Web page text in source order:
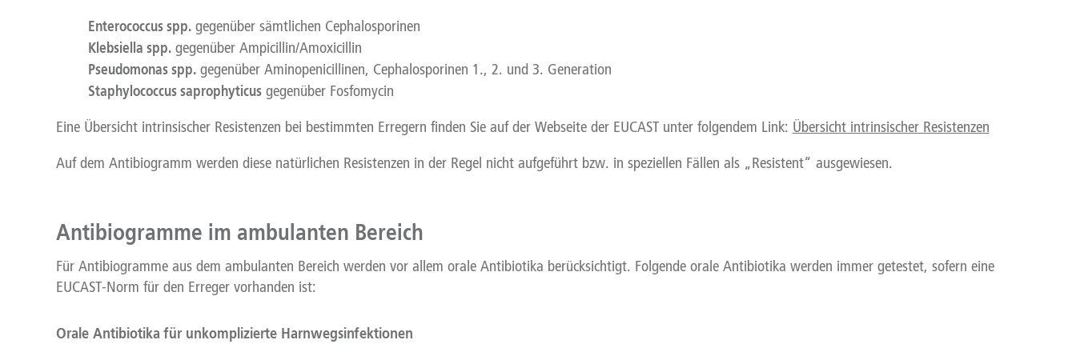
Enterococcus spp.gegenüber sämtlichen Cephalosporinen
Klebsiella spp.gegenüber Ampicillin/Amoxicillin
Pseudomonas spp.gegenüber Aminopenicillinen, Cephalosporinen 1., 2. und 3. Generation
Staphylococcus saprophyticusgegenüber Fosfomycin
Eine Übersicht intrinsischer Resistenzen bei bestimmten Erregern finden Sie auf der Webseite der EUCAST unter folgendem Link: Übersicht intrinsischer Resistenzen
Auf dem Antibiogramm werden diese natürlichen Resistenzen in der Regel nicht aufgeführt bzw. in speziellen Fällen als „Resistent“ ausgewiesen.
Antibiogramme im ambulanten Bereich
Für Antibiogramme aus dem ambulanten Bereich werden vor allem orale Antibiotika berücksichtigt. Folgende orale Antibiotika werden immer getestet, sofern eine
EUCAST-Norm für den Erreger vorhanden ist:
Orale Antibiotika für unkomplizierte Harnwegsinfektionen